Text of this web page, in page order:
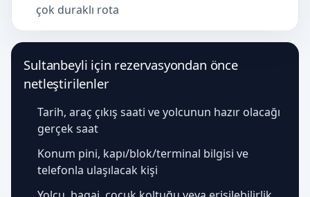
çok duraklı rota
Sultanbeyli için rezervasyondan önce
netleştirilenler
Tarih, araç çıkış saati ve yolcunun hazır olacağı
gerçek saat
Konum pini, kapı/blok/terminal bilgisi ve
telefonla ulaşılacak kişi